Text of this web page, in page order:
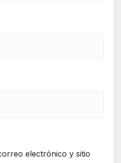
electrónico y sitio